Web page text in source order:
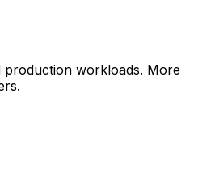
production workloads. More